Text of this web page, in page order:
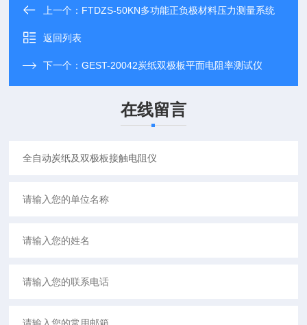
上一个： FTDZS-50KN多功能正负极材料压力测量系统
返回列表
下一个：GEST-20042炭纸双极板平面电阻率测试仪
在线留言